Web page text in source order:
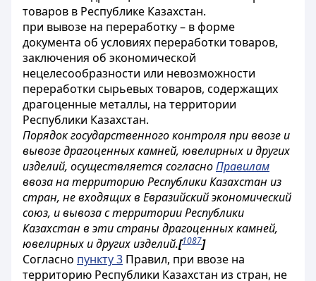
товаров в Республике Казахстан.
при вывозе на переработку – в форме
документа об условиях переработки товаров,
заключения об экономической
нецелесообразности или невозможности
переработки сырьевых товаров, содержащих
драгоценные металлы, на территории
Республики Казахстан.
Порядок государственного контроля при ввозе и
вывозе драгоценных камней, ювелирных и других
изделий, осуществляется согласноПравилам
ввоза на территорию Республики Казахстан из
стран, не входящих в Евразийский экономический
союз, и вывоза с территории Республики
Казахстан в эти страны драгоценных камней,
ювелирных и других изделий.[1087]
Согласно пункту 3 Правил, при ввозе на
территорию Республики Казахстан из стран, не